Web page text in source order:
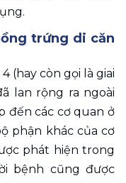
trứng di căn
(hay còn gọi là giai
lan rộng ra ngoài
đến các cơ quan ở
phận khác của cơ
phát hiện trong
bệnh cũng được